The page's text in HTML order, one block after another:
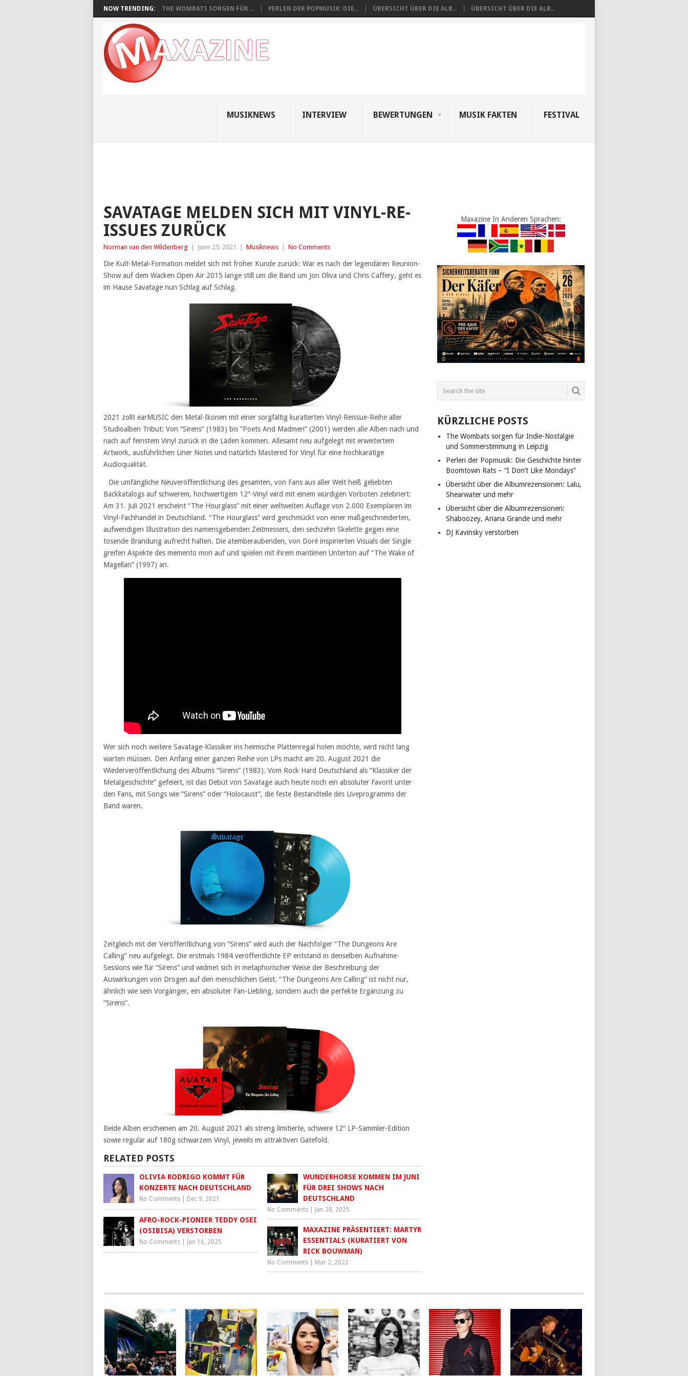
NOW TRENDING: THE WOMBATS SORGEN FÜR ... PERLEN DER POPMUSIK: DIE... ÜBERSICHT ÜBER DIE ALB... ÜBERSICHT ÜBER DIE ALB...
MUSIKNEWS INTERVIEW BEWERTUNGEN MUSIK FAKTEN FESTIVAL
SAVATAGE MELDEN SICH MIT VINYL-RE-
ISSUES ZURÜCK
Norman van den Wildenberg June 25, 2021 Musiknews No Comments
Die Kult-Metal-Formation meldet sich mit froher Kunde zurück: War es nach der legendären Reunion-
Show auf dem Wacken Open Air 2015 lange still um die Band um Jon Oliva und Chris Caffery, geht es
im Hause Savatage nun Schlag auf Schlag.
2021 zollt earMUSIC den Metal-Ikonen mit einer sorgfältig kuratierten Vinyl-Reissue-Reihe aller
Studioalben Tribut: Von “Sirens“ (1983) bis “Poets And Madmen“ (2001) werden alle Alben nach und
nach auf feinstem Vinyl zurück in die Läden kommen. Allesamt neu aufgelegt mit erweitertem
Artwork, ausführlichen Liner Notes und natürlich Mastered for Vinyl für eine hochkarätige
Audioqualität.
Die umfängliche Neuveröffentlichung des gesamten, von Fans aus aller Welt heiß geliebten
Backkatalogs auf schwerem, hochwertigem 12″-Vinyl wird mit einem würdigen Vorboten zelebriert:
Am 31. Juli 2021 erscheint “The Hourglass” mit einer weltweiten Auflage von 2.000 Exemplaren im
Vinyl-Fachhandel in Deutschland. “The Hourglass” wird geschmückt von einer maßgeschneiderten,
aufwendigen Illustration des namensgebenden Zeitmessers, den sechzehn Skelette gegen eine
tosende Brandung aufrecht halten. Die atemberaubenden, von Doré inspirierten Visuals der Single
greifen Aspekte des memento mori auf und spielen mit ihrem maritimen Unterton auf “The Wake of
Magellan” (1997) an.
Wer sich noch weitere Savatage-Klassiker ins heimische Plattenregal holen möchte, wird nicht lang
warten müssen. Den Anfang einer ganzen Reihe von LPs macht am 20. August 2021 die
Wiederveröffentlichung des Albums “Sirens” (1983). Vom Rock Hard Deutschland als “Klassiker der
Metalgeschichte” gefeiert, ist das Debüt von Savatage auch heute noch ein absoluter Favorit unter
den Fans, mit Songs wie “Sirens” oder “Holocaust”, die feste Bestandteile des Liveprogramms der
Band waren.
Zeitgleich mit der Veröffentlichung von “Sirens” wird auch der Nachfolger “The Dungeons Are
Calling” neu aufgelegt. Die erstmals 1984 veröffentlichte EP entstand in denselben Aufnahme-
Sessions wie für “Sirens” und widmet sich in metaphorischer Weise der Beschreibung der
Auswirkungen von Drogen auf den menschlichen Geist. “The Dungeons Are Calling” ist nicht nur,
ähnlich wie sein Vorgänger, ein absoluter Fan-Liebling, sondern auch die perfekte Ergänzung zu
“Sirens”.
Beide Alben erscheinen am 20. August 2021 als streng limitierte, schwere 12″ LP-Sammler-Edition
sowie regulär auf 180g schwarzem Vinyl, jeweils im attraktiven Gatefold.
RELATED POSTS
OLIVIA RODRIGO KOMMT FÜR
KONZERTE NACH DEUTSCHLAND
No Comments Dec 9, 2021
WUNDERHORSE KOMMEN IM JUNI
FÜR DREI SHOWS NACH
DEUTSCHLAND
No Comments Jan 28, 2025
AFRO-ROCK-PIONIER TEDDY OSEI
(OSIBISA) VERSTORBEN
No Comments Jan 16, 2025
MAXAZINE PRÄSENTIERT: MARTYR
ESSENTIALS (KURATIERT VON
RICK BOUWMAN)
No Comments Mar 2, 2022
Maxazine In Anderen Sprachen:
KÜRZLICHE POSTS
The Wombats sorgen für Indie-Nostalgie
und Sommerstimmung in Leipzig
Perlen der Popmusik: Die Geschichte hinter
Boomtown Rats – “I Don’t Like Mondays”
Übersicht über die Albumrezensionen: Lalu,
Shearwater und mehr
Übersicht über die Albumrezensionen:
Shaboozey, Ariana Grande und mehr
DJ Kavinsky verstorben